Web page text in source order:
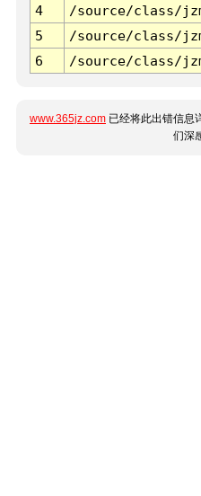
4
/source/class/
5
/source/class/
6
/source/class/
www.365jz.com 已经将此出错信息
们深